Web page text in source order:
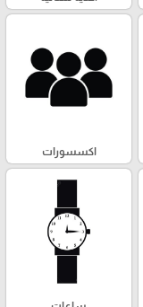
اكسسورات